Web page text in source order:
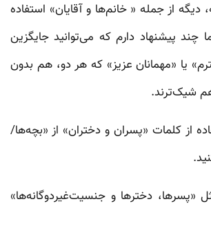
دیگه از جمله‌ « خانم‌ها و آقایان» استفاده
چند پیشنهاد دارم که می‌توانید جایگزین
یا «مهمانان عزیز» که هر دو، هم بدون
شیک‌ترند.
از کلمات «پسران و دختران» از «بچه‌ها/
مثل «پسرها، دخترها و جنسیت‌غیردوگانه‌ها»